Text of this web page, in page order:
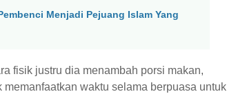
Menjadi Pejuang Islam Yang
fisik justru dia menambah porsi makan,
waktu selama berpuasa untuk